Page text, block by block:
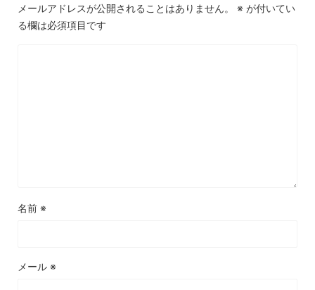
メールアドレスが公開されることはありません。 ※ が付いてい
る欄は必須項目です
名前 ※
メール ※